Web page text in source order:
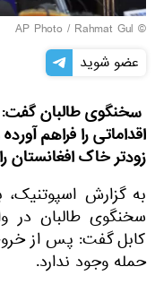
© AP Photo / Rahmat Gul
عضو شوید
سخنگوی طالبان گفت:
اقداماتی را فراهم
زودتر خاک افغانستان
به گزارش
سخنگوی طالبان در
کابل گفت: پس از خروج
حمله وجود ندارد.